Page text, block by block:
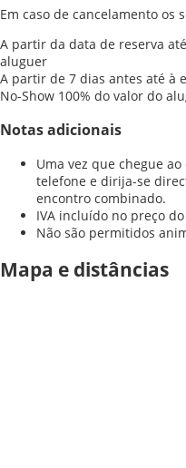
Em caso de cancelamento os
A partir da data de reserva
aluguer
A partir de 7 dias antes até à
No-Show 100% do valor do
Notas adicionais
Uma vez que chegue
telefone e dirija-se
encontro combinado.
IVA incluído no preço
Não são permitidos
Mapa e distâncias